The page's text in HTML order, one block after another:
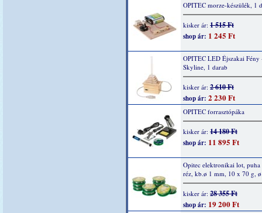
OPITEC morze-készülék, 1
kisker ár: 1 515 Ft
shop ár: 1 245 Ft
OPITEC LED Éjszakai Fény
Skyline, 1 darab
kisker ár: 2 610 Ft
shop ár: 2 230 Ft
OPITEC forrasztópáka
kisker ár: 14 180 Ft
shop ár: 11 895 Ft
Opitec elektronikai lot, puha
réz, kb.ø 1 mm, 10 x 70 g,
kisker ár: 28 355 Ft
shop ár: 19 200 Ft